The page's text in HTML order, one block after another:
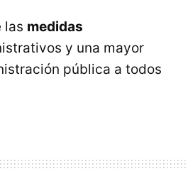
las medidas
y una mayor
pública a todos